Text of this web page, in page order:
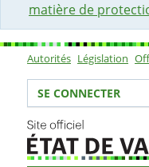
matière de
Sous-
Autorités Législation
Votre
SE CONNECTER